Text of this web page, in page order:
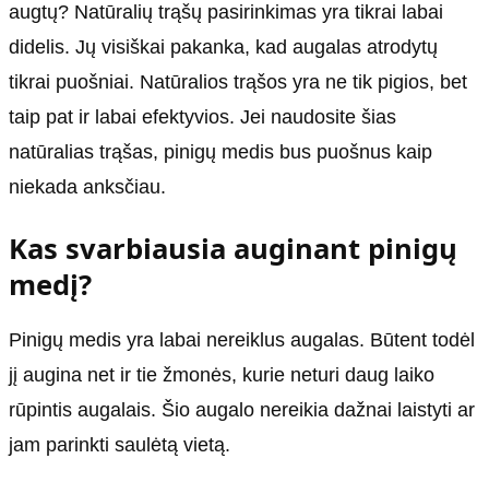
augtų? Natūralių trąšų pasirinkimas yra tikrai labai
didelis. Jų visiškai pakanka, kad augalas atrodytų
tikrai puošniai. Natūralios trąšos yra ne tik pigios, bet
taip pat ir labai efektyvios. Jei naudosite šias
natūralias trąšas, pinigų medis bus puošnus kaip
niekada anksčiau.
Kas svarbiausia auginant pinigų
medį?
Pinigų medis yra labai nereiklus augalas. Būtent todėl
jį augina net ir tie žmonės, kurie neturi daug laiko
rūpintis augalais. Šio augalo nereikia dažnai laistyti ar
jam parinkti saulėtą vietą.